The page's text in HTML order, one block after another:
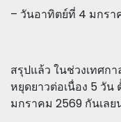
– วันอาทิตย์ที่ 4 มกร
สรุปแล้ว ในช่วงเทศก
หยุดยาวต่อเนื่อง 5 วัน
มกราคม 2569 กันเลย